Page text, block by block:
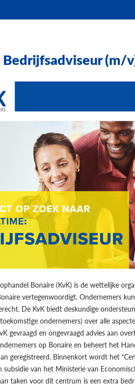
(m/
Bonaire (KvK) is de wettelijke
vertegenwoordigt. Ondernemers
De KvK biedt deskundige
ondernemers) over alle
gevraagd en ongevraagd advies aan
op Bonaire en beheert het
geregistreerd. Binnenkort wordt het
van het Ministerie van
taken voor dit centrum is een extra